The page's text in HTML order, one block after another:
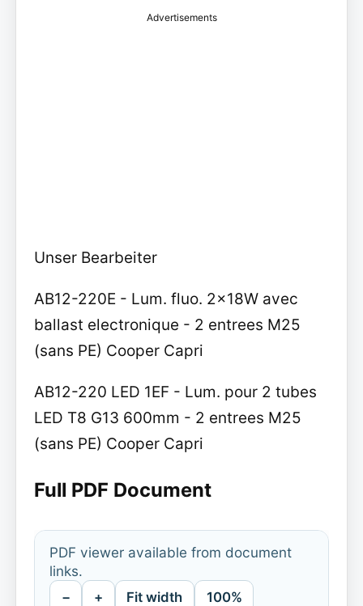
Advertisements
Unser Bearbeiter
AB12-220E - Lum. fluo. 2x18W avec
ballast electronique - 2 entrees M25
(sans PE) Cooper Capri
AB12-220 LED 1EF - Lum. pour 2 tubes
LED T8 G13 600mm - 2 entrees M25
(sans PE) Cooper Capri
Full PDF Document
PDF viewer available from document
links.
− + Fit width 100%